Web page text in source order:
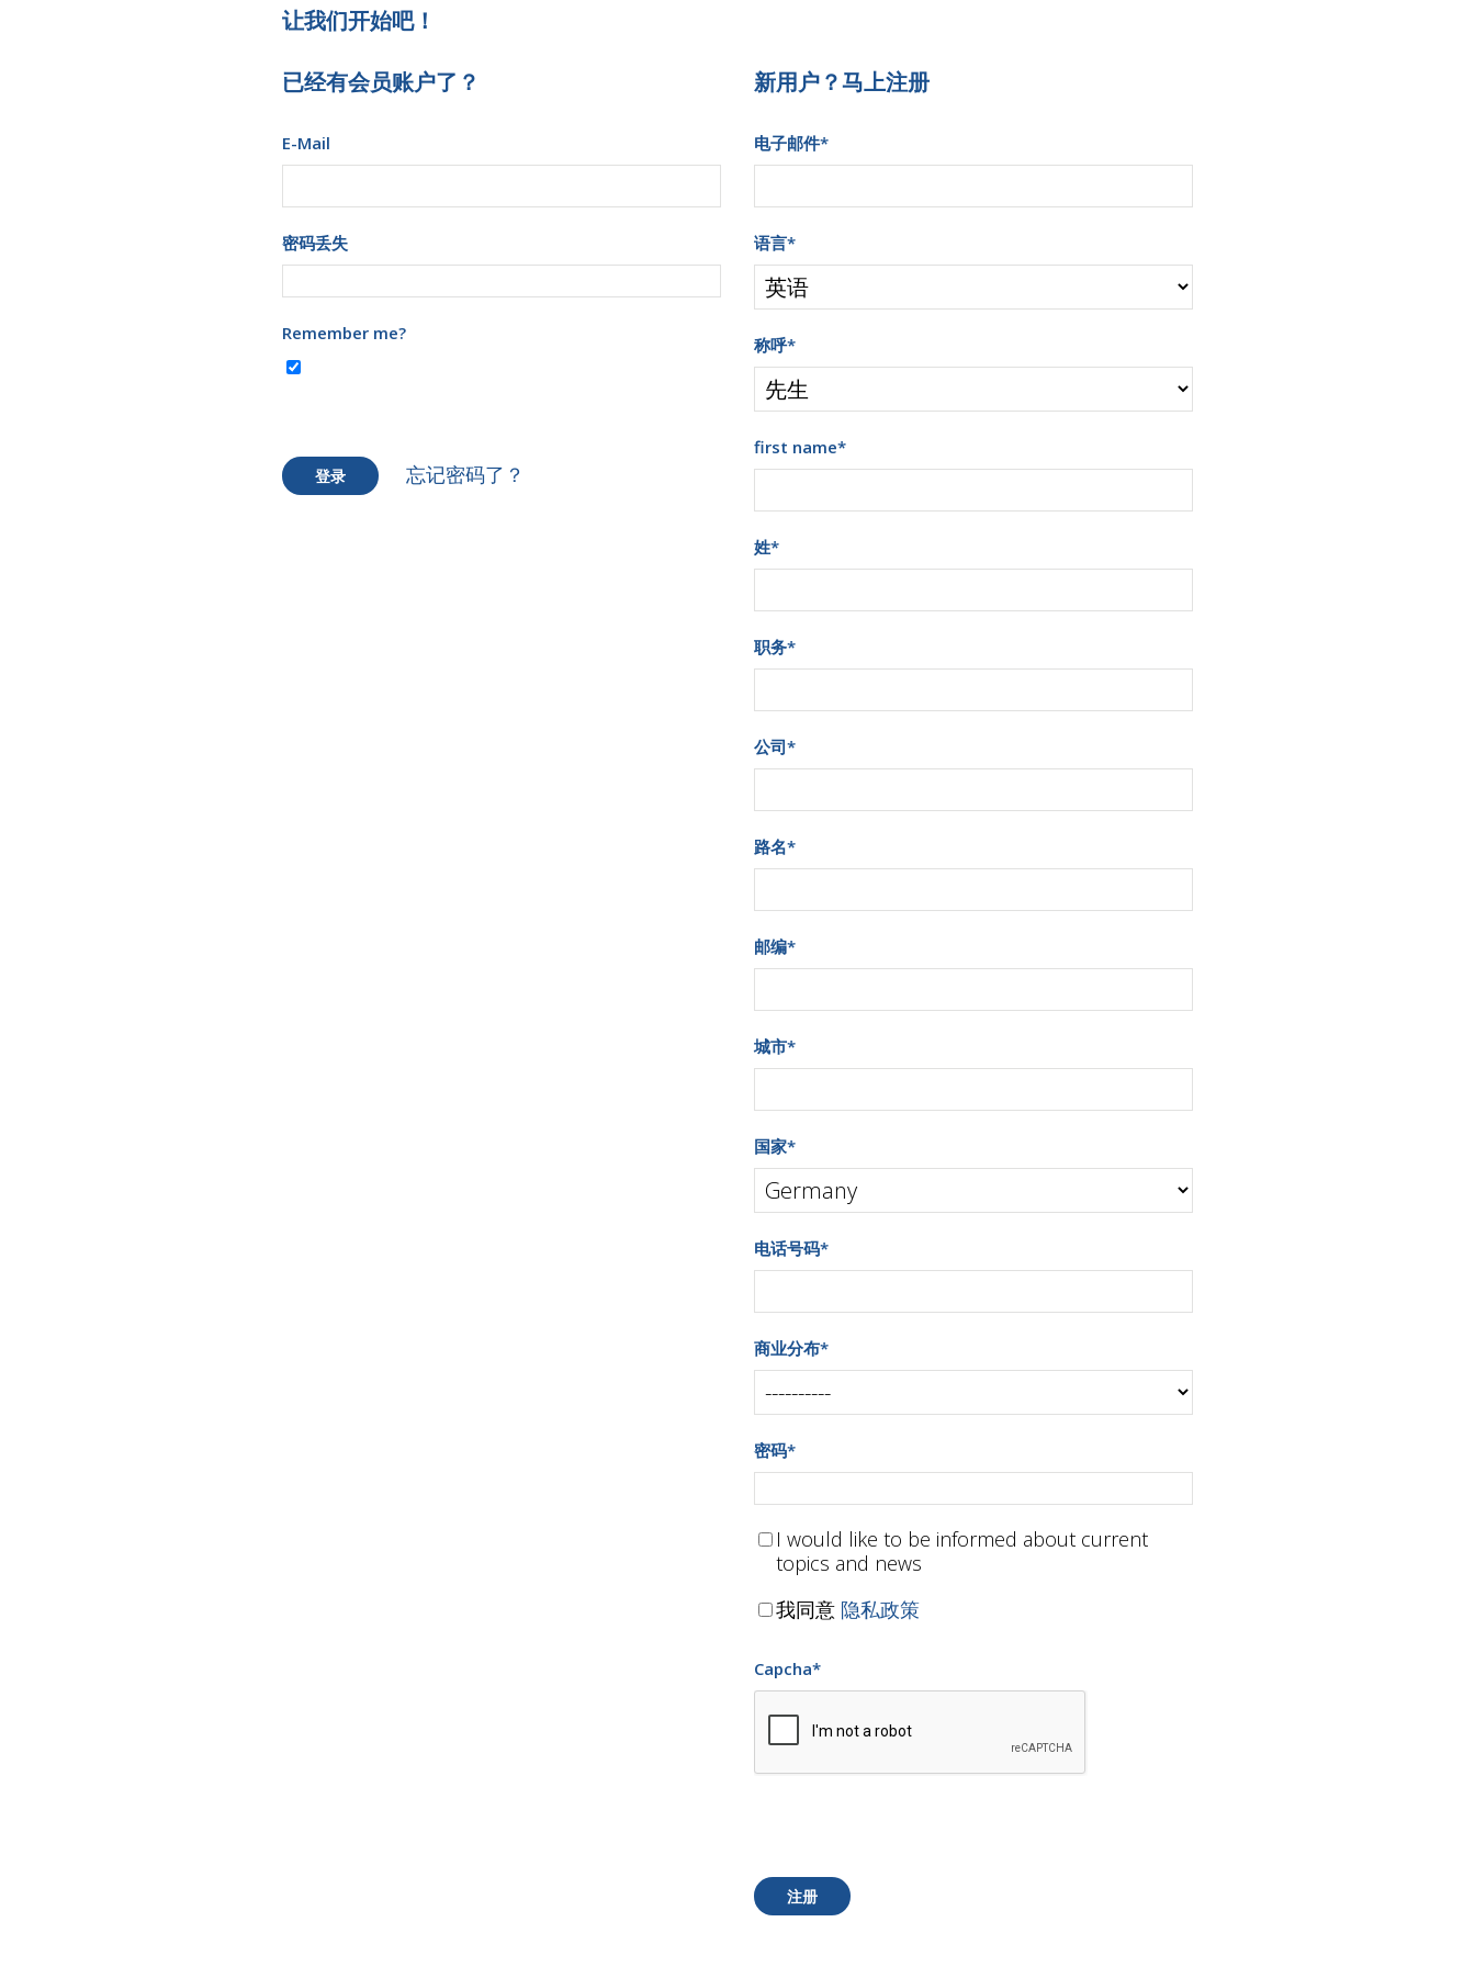
让我们开始吧！
已经有会员账户了？
E-Mail
密码丢失
Remember me?
登录 忘记密码了？
新用户？马上注册
电子邮件*
语言*
称呼*
first name*
姓*
职务*
公司*
路名*
邮编*
城市*
国家*
电话号码*
商业分布*
密码*
I would like to be informed about current
topics and news
我同意 隐私政策
Capcha*
注册